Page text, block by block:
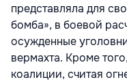
представляла для
бомба», в боевой
осужденные
вермахта. Кроме
коалиции, считая